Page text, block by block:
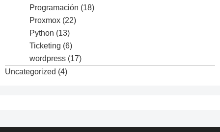
Programación (18)
Proxmox (22)
Python (13)
Ticketing (6)
wordpress (17)
Uncategorized (4)